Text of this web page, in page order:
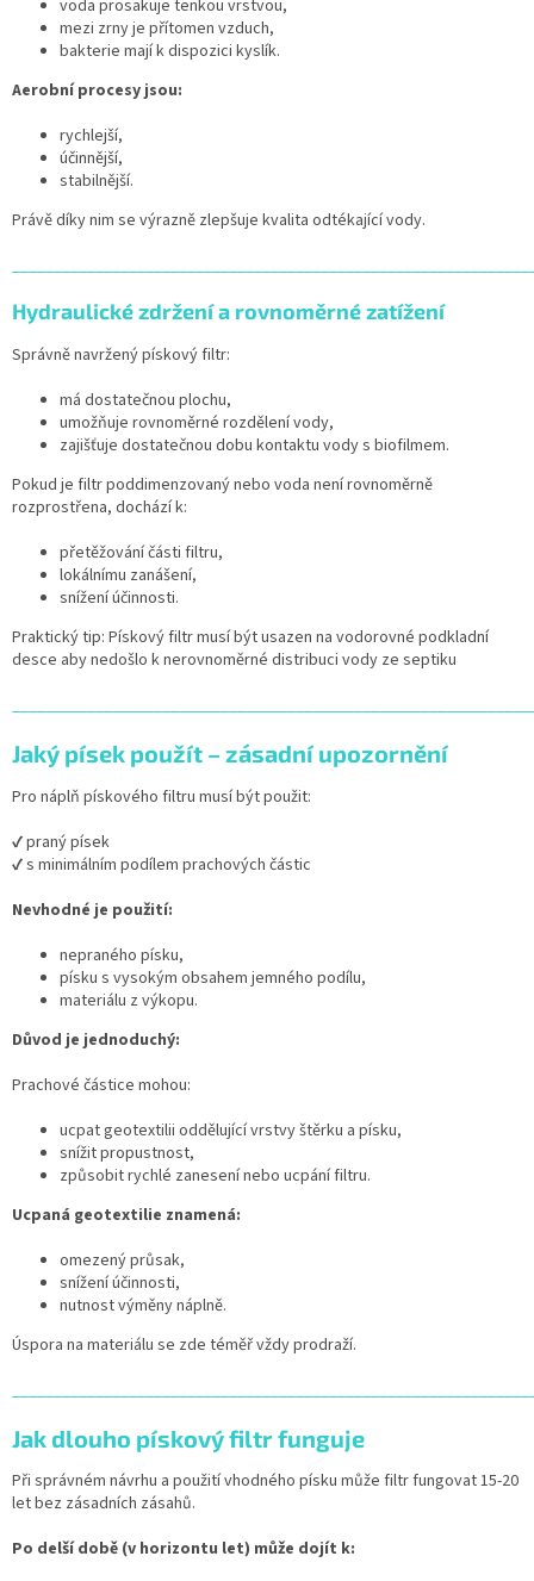
voda prosakuje tenkou vrstvou,
mezi zrny je přítomen vzduch,
bakterie mají k dispozici kyslík.
Aerobní procesy jsou:
rychlejší,
účinnější,
stabilnější.
Právě díky nim se výrazně zlepšuje kvalita odtékající vody.
Hydraulické zdržení a rovnoměrné zatížení
Správně navržený pískový filtr:
má dostatečnou plochu,
umožňuje rovnoměrné rozdělení vody,
zajišťuje dostatečnou dobu kontaktu vody s biofilmem.
Pokud je filtr poddimenzovaný nebo voda není rovnoměrně
rozprostřena, dochází k:
přetěžování části filtru,
lokálnímu zanášení,
snížení účinnosti.
Praktický tip: Pískový filtr musí být usazen na vodorovné podkladní
desce aby nedošlo k nerovnoměrné distribuci vody ze septiku
Jaký písek použít – zásadní upozornění
Pro náplň pískového filtru musí být použit:
✔ praný písek
✔ s minimálním podílem prachových částic
Nevhodné je použití:
nepraného písku,
písku s vysokým obsahem jemného podílu,
materiálu z výkopu.
Důvod je jednoduchý:
Prachové částice mohou:
ucpat geotextilii oddělující vrstvy štěrku a písku,
snížit propustnost,
způsobit rychlé zanesení nebo ucpání filtru.
Ucpaná geotextilie znamená:
omezený průsak,
snížení účinnosti,
nutnost výměny náplně.
Úspora na materiálu se zde téměř vždy prodraží.
Jak dlouho pískový filtr funguje
Při správném návrhu a použití vhodného písku může filtr fungovat 15-20
let bez zásadních zásahů.
Po delší době (v horizontu let) může dojít k: